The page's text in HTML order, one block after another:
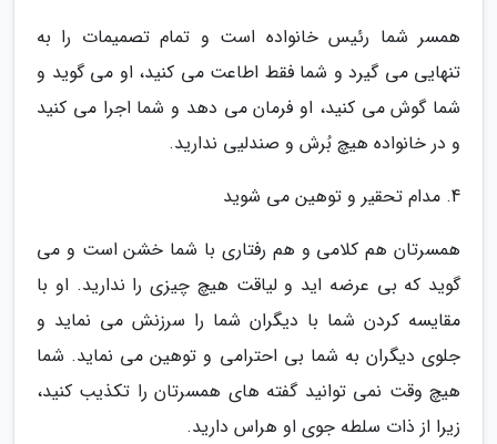
همسر شما رئیس خانواده است و تمام تصمیمات را به
تنهایی می گیرد و شما فقط اطاعت می کنید، او می گوید و
شما گوش می کنید، او فرمان می دهد و شما اجرا می کنید
و در خانواده هیچ بُرش و صندلیی ندارید.
4. مدام تحقیر و توهین می شوید
همسرتان هم کلامی و هم رفتاری با شما خشن است و می
گوید که بی عرضه اید و لیاقت هیچ چیزی را ندارید. او با
مقایسه کردن شما با دیگران شما را سرزنش می نماید و
جلوی دیگران به شما بی احترامی و توهین می نماید. شما
هیچ وقت نمی توانید گفته های همسرتان را تکذیب کنید،
زیرا از ذات سلطه جوی او هراس دارید.